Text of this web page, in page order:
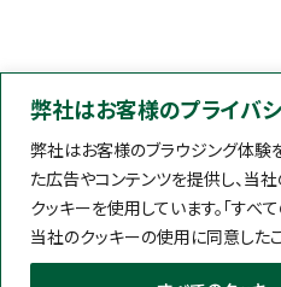
弊社はお客様のプライバ
弊社はお客様のブラウジング体験
た広告やコンテンツを提供し、当
クッキーを使用しています。「すべ
当社のクッキーの使用に同意したこ